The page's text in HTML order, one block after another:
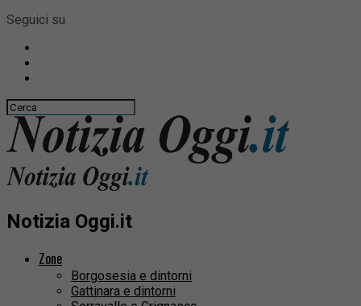
Seguici su
Notizia Oggi.it
Zone
Borgosesia e dintorni
Gattinara e dintorni